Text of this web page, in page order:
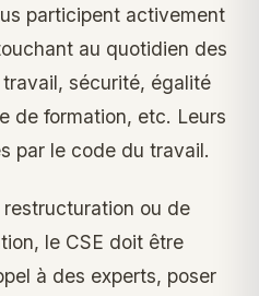
participent activement
au quotidien des
sécurité, égalité
de formation, etc. Leurs
par le code du travail.
ou de
le CSE doit être
à des experts, poser